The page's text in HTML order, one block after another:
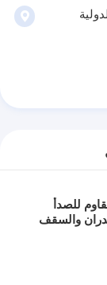
الدولية
للصدأ
الجدران والسقف